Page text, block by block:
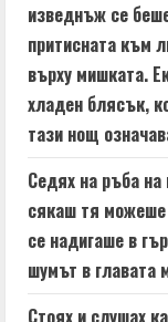
изведнъж се
притисната към
върху мишката.
хладен блясък,
тази нощ
Седях на ръба на
сякаш тя можеше
се надигаше в
шумът в главата
Стоях и слушах